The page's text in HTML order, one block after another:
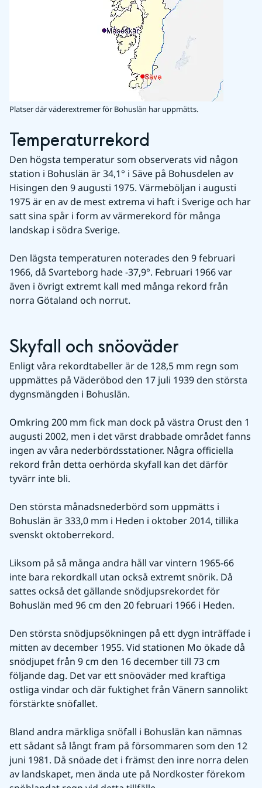
Platser där väderextremer för Bohuslän har uppmätts.
Temperaturrekord
Den högsta temperatur som observerats vid någon
station i Bohuslän är 34,1° i Säve på Bohusdelen av
Hisingen den 9 augusti 1975. Värmeböljan i augusti
1975 är en av de mest extrema vi haft i Sverige och har
satt sina spår i form av värmerekord för många
landskap i södra Sverige.
Den lägsta temperaturen noterades den 9 februari
1966, då Svarteborg hade -37,9°. Februari 1966 var
även i övrigt extremt kall med många rekord från
norra Götaland och norrut.
Skyfall och snöoväder
Enligt våra rekordtabeller är de 128,5 mm regn som
uppmättes på Väderöbod den 17 juli 1939 den största
dygnsmängden i Bohuslän.
Omkring 200 mm fick man dock på västra Orust den 1
augusti 2002, men i det värst drabbade området fanns
ingen av våra nederbördsstationer. Några officiella
rekord från detta oerhörda skyfall kan det därför
tyvärr inte bli.
Den största månadsnederbörd som uppmätts i
Bohuslän är 333,0 mm i Heden i oktober 2014, tillika
svenskt oktoberrekord.
Liksom på så många andra håll var vintern 1965-66
inte bara rekordkall utan också extremt snörik. Då
sattes också det gällande snödjupsrekordet för
Bohuslän med 96 cm den 20 februari 1966 i Heden.
Den största snödjupsökningen på ett dygn inträffade i
mitten av december 1955. Vid stationen Mo ökade då
snödjupet från 9 cm den 16 december till 73 cm
följande dag. Det var ett snöoväder med kraftiga
ostliga vindar och där fuktighet från Vänern sannolikt
förstärkte snöfallet.
Bland andra märkliga snöfall i Bohuslän kan nämnas
ett sådant så långt fram på försommaren som den 12
juni 1981. Då snöade det i främst den inre norra delen
av landskapet, men ända ute på Nordkoster förekom